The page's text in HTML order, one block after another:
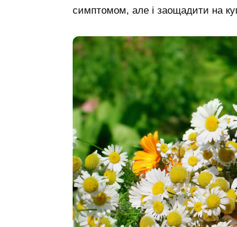
симптомом, але і заощадити на